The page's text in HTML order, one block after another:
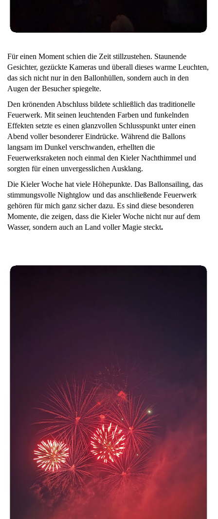
Für einen Moment schien die Zeit stillzustehen. Staunende
Gesichter, gezückte Kameras und überall dieses warme Leuchten,
das sich nicht nur in den Ballonhüllen, sondern auch in den
Augen der Besucher spiegelte.
Den krönenden Abschluss bildete schließlich das traditionelle
Feuerwerk. Mit seinen leuchtenden Farben und funkelnden
Effekten setzte es einen glanzvollen Schlusspunkt unter einen
Abend voller besonderer Eindrücke. Während die Ballons
langsam im Dunkel verschwanden, erhellten die
Feuerwerksraketen noch einmal den Kieler Nachthimmel und
sorgten für einen unvergesslichen Ausklang.
Die Kieler Woche hat viele Höhepunkte. Das Ballonsailing, das
stimmungsvolle Nightglow und das anschließende Feuerwerk
gehören für mich ganz sicher dazu. Es sind diese besonderen
Momente, die zeigen, dass die Kieler Woche nicht nur auf dem
Wasser, sondern auch an Land voller Magie steckt.